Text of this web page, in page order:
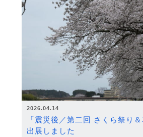
2026.04.14
「震災後／第二回 さくら祭り
出展しました